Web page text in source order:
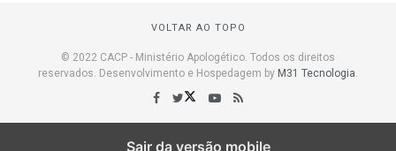
VOLTAR AO TOPO
© 2022 CACP - Ministério Apologético. Todos os direitos
reservados. Desenvolvimento e Hospedagem by M31 Tecnologia
Sair da versão mobile